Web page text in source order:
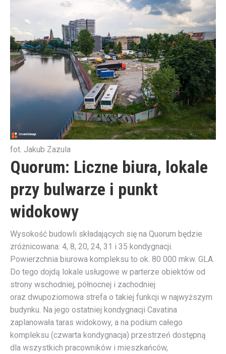
fot. Jakub Zazula
Quorum: Liczne biura, lokale
przy bulwarze i punkt
widokowy
Wysokość budowli składających się na Quorum będzie
zróżnicowana: 4, 8, 20, 24, 31 i 35 kondygnacji.
Powierzchnia biurowa kompleksu to ok. 80 000 mkw. GLA.
Do tego dojdą lokale usługowe w parterze obiektów od
strony wschodniej, północnej i zachodniej
oraz dwupoziomowa strefa o takiej funkcji w najwyższym
budynku. Na jego ostatniej kondygnacji Cavatina
zaplanowała taras widokowy, a na podium całego
kompleksu (czwarta kondygnacja) przestrzeń dostępną
dla wszystkich pracowników i mieszkańców,